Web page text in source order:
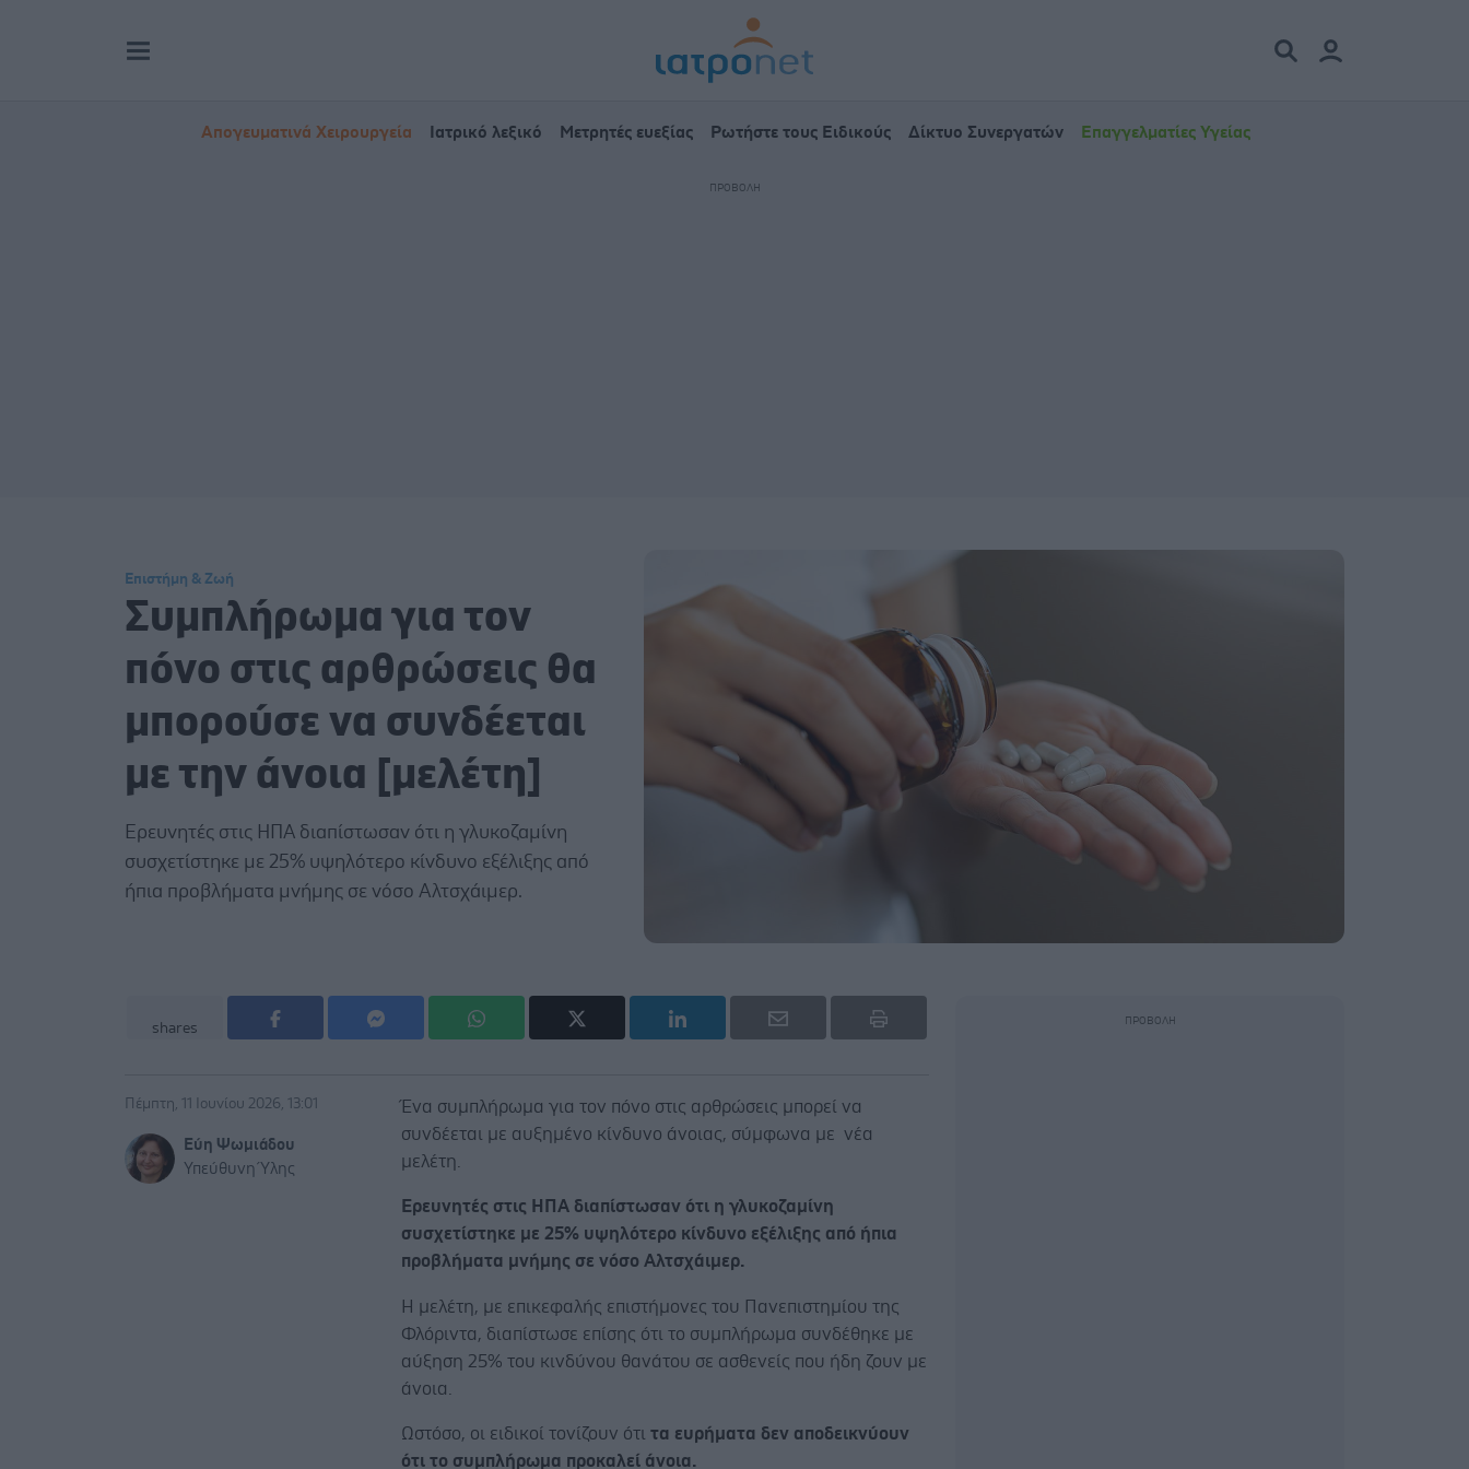
Απογευματινά Χειρουργεία Ιατρικό λεξικό Μετρητές ευεξίας Ρωτήστε τους Ειδικούς Δίκτυο Συνεργατών Επαγγελματίες Υγείας
Επιστήμη & Ζωή
Συμπλήρωμα για τον
πόνο στις αρθρώσεις θα
μπορούσε να συνδέεται
με την άνοια [μελέτη]
Ερευνητές στις ΗΠΑ διαπίστωσαν ότι η γλυκοζαμίνη
συσχετίστηκε με 25% υψηλότερο κίνδυνο εξέλιξης από
ήπια προβλήματα μνήμης σε νόσο Αλτσχάιμερ.
shares
Πέμπτη, 11 Ιουνίου 2026, 13:01
Εύη Ψωμιάδου
Υπεύθυνη Ύλης
Ένα συμπλήρωμα για τον πόνο στις αρθρώσεις μπορεί να
συνδέεται με αυξημένο κίνδυνο άνοιας, σύμφωνα με νέα
μελέτη.
Ερευνητές στις ΗΠΑ διαπίστωσαν ότι η γλυκοζαμίνη
συσχετίστηκε με 25% υψηλότερο κίνδυνο εξέλιξης από ήπια
προβλήματα μνήμης σε νόσο Αλτσχάιμερ.
Η μελέτη, με επικεφαλής επιστήμονες του Πανεπιστημίου της
Φλόριντα, διαπίστωσε επίσης ότι το συμπλήρωμα συνδέθηκε με
αύξηση 25% του κινδύνου θανάτου σε ασθενείς που ήδη ζουν με
άνοια.
Ωστόσο, οι ειδικοί τονίζουν ότιτα ευρήματα δεν αποδεικνύουν
ότι το συμπλήρωμα προκαλεί άνοια.